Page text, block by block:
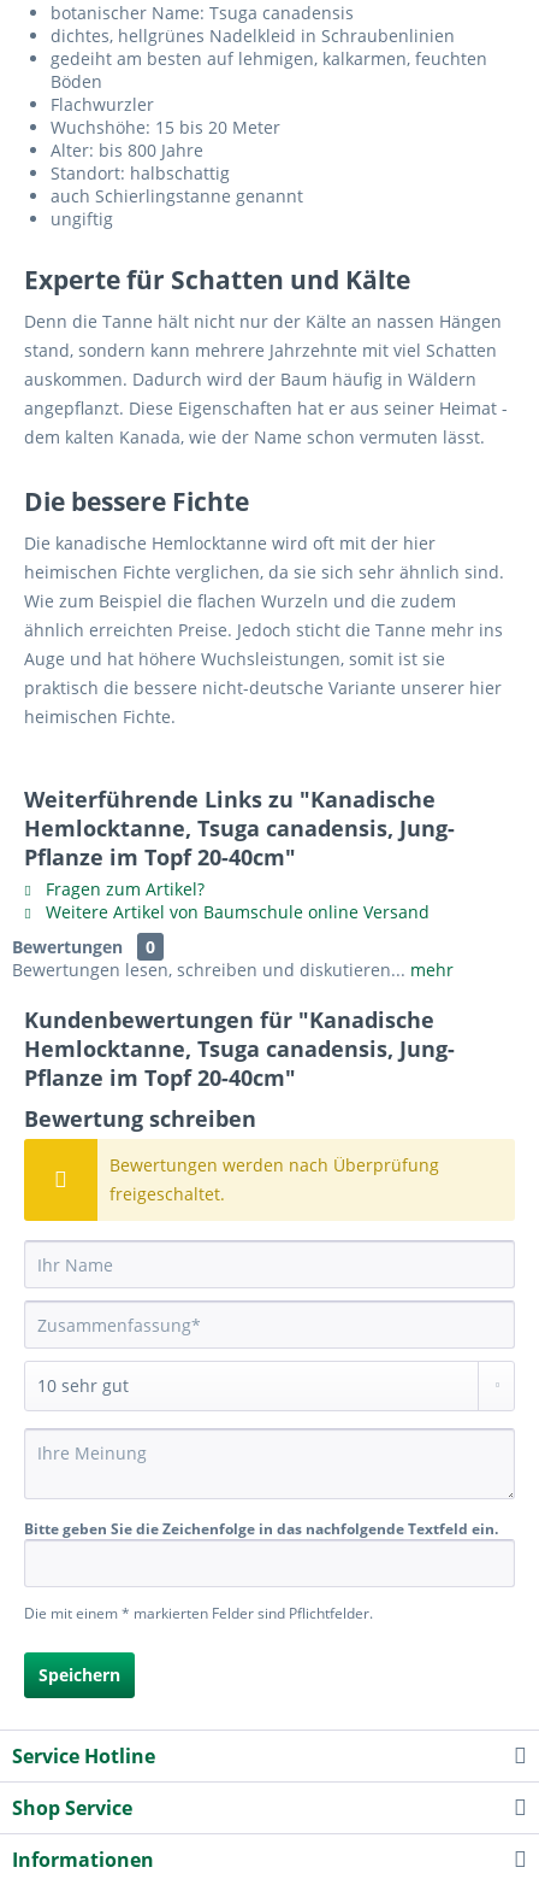
botanischer Name: Tsuga canadensis
dichtes, hellgrünes Nadelkleid in Schraubenlinien
gedeiht am besten auf lehmigen, kalkarmen, feuchten
Böden
Flachwurzler
Wuchshöhe: 15 bis 20 Meter
Alter: bis 800 Jahre
Standort: halbschattig
auch Schierlingstanne genannt
ungiftig
Experte für Schatten und Kälte
Denn die Tanne hält nicht nur der Kälte an nassen Hängen
stand, sondern kann mehrere Jahrzehnte mit viel Schatten
auskommen. Dadurch wird der Baum häufig in Wäldern
angepflanzt. Diese Eigenschaften hat er aus seiner Heimat -
dem kalten Kanada, wie der Name schon vermuten lässt.
Die bessere Fichte
Die kanadische Hemlocktanne wird oft mit der hier
heimischen Fichte verglichen, da sie sich sehr ähnlich sind.
Wie zum Beispiel die flachen Wurzeln und die zudem
ähnlich erreichten Preise. Jedoch sticht die Tanne mehr ins
Auge und hat höhere Wuchsleistungen, somit ist sie
praktisch die bessere nicht-deutsche Variante unserer hier
heimischen Fichte.
Weiterführende Links zu "Kanadische
Hemlocktanne, Tsuga canadensis, Jung-
Pflanze im Topf 20-40cm"
Fragen zum Artikel?
Weitere Artikel von Baumschule online Versand
Bewertungen
0
Bewertungen lesen, schreiben und diskutieren... mehr
Kundenbewertungen für "Kanadische
Hemlocktanne, Tsuga canadensis, Jung-
Pflanze im Topf 20-40cm"
Bewertung schreiben
Bewertungen werden nach Überprüfung
freigeschaltet.
Bitte geben Sie die Zeichenfolge in das nachfolgende Textfeld ein.
Die mit einem * markierten Felder sind Pflichtfelder.
Speichern
Service Hotline
Shop Service
Informationen